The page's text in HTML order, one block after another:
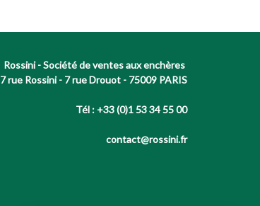
Rossini - Société de ventes aux enchères
7 rue Rossini - 7 rue Drouot - 75009 PARIS
Tél : +33 (0)1 53 34 55 00
contact@rossini.fr